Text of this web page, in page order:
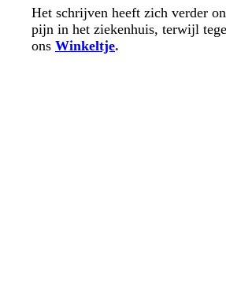
Het schrijven heeft zich verder
pijn in het ziekenhuis, terwijl
ons Winkeltje.